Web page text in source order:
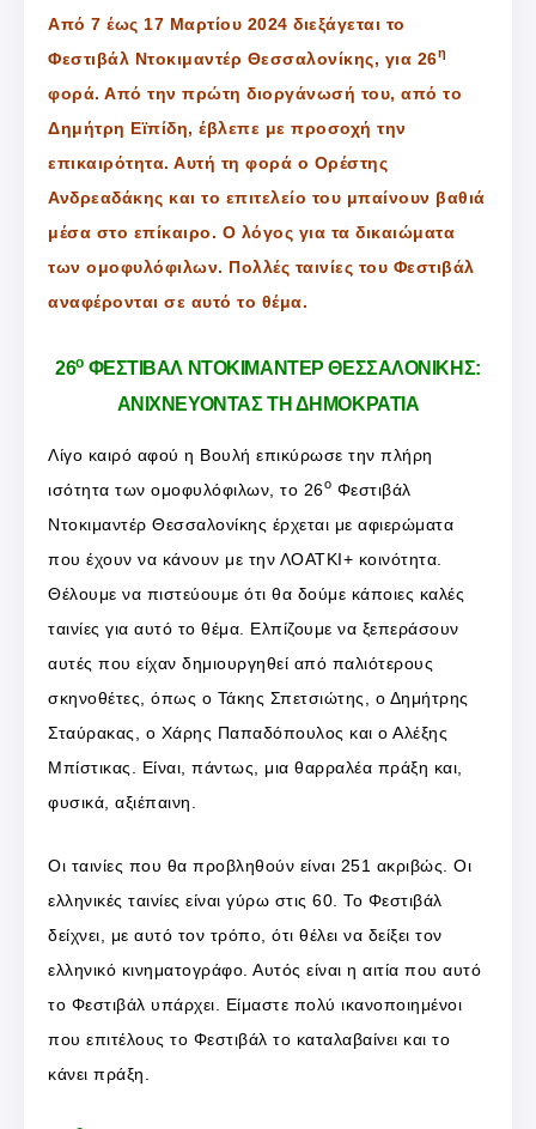
Από 7 έως 17 Μαρτίου 2024 διεξάγεται το
Φεστιβάλ Ντοκιμαντέρ Θεσσαλονίκης, για 26η
φορά. Από την πρώτη διοργάνωσή του, από το
Δημήτρη Εϊπίδη, έβλεπε με προσοχή την
επικαιρότητα. Αυτή τη φορά ο Ορέστης
Ανδρεαδάκης και το επιτελείο του μπαίνουν βαθιά
μέσα στο επίκαιρο. Ο λόγος για τα δικαιώματα
των ομοφυλόφιλων. Πολλές ταινίες του Φεστιβάλ
αναφέρονται σε αυτό το θέμα.
26οΦΕΣΤΙΒΑΛ ΝΤΟΚΙΜΑΝΤΕΡ ΘΕΣΣΑΛΟΝΙΚΗΣ:
ΑΝΙΧΝΕΥΟΝΤΑΣ ΤΗ ΔΗΜΟΚΡΑΤΙΑ
Λίγο καιρό αφού η Βουλή επικύρωσε την πλήρη
ισότητα των ομοφυλόφιλων, το 26ο Φεστιβάλ
Ντοκιμαντέρ Θεσσαλονίκης έρχεται με αφιερώματα
που έχουν να κάνουν με την ΛΟΑΤΚΙ+ κοινότητα.
Θέλουμε να πιστεύουμε ότι θα δούμε κάποιες καλές
ταινίες για αυτό το θέμα. Ελπίζουμε να ξεπεράσουν
αυτές που είχαν δημιουργηθεί από παλιότερους
σκηνοθέτες, όπως ο Τάκης Σπετσιώτης, ο Δημήτρης
Σταύρακας, ο Χάρης Παπαδόπουλος και ο Αλέξης
Μπίστικας. Είναι, πάντως, μια θαρραλέα πράξη και,
φυσικά, αξιέπαινη.
Οι ταινίες που θα προβληθούν είναι 251 ακριβώς. Οι
ελληνικές ταινίες είναι γύρω στις 60. Το Φεστιβάλ
δείχνει, με αυτό τον τρόπο, ότι θέλει να δείξει τον
ελληνικό κινηματογράφο. Αυτός είναι η αιτία που αυτό
το Φεστιβάλ υπάρχει. Είμαστε πολύ ικανοποιημένοι
που επιτέλους το Φεστιβάλ το καταλαβαίνει και το
κάνει πράξη.